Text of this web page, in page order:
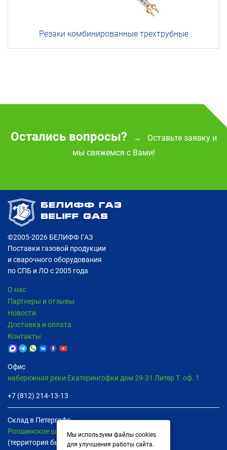
Резаки комбинированные трехтрубные
Остались вопросы? →
Оставьте заявку и
мы свяжемся с Вами!
©2005-2026 БЕЛИФФ ГАЗ
Поставки газовой продукции
и сварочного оборудования
по СПБ и ЛО с 2005 года
О нас
Партнеры и отзывы
Новости
Доставка и оплата
Контакты
Офис
набережная реки Екатерингофки дом 29-31 Литер Т. оф. 1
+7 (812) 214-13-13
Склад в Петергофе
Ропшинское шоссе дом 8В пом. 13
(территория бывшей птицефабрики)
Мы используем файлы cookies
для улучшения работы сайта.